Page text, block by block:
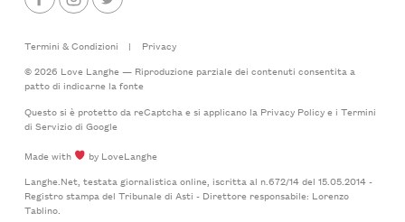
Termini & Condizioni |
Privacy
© 2026 Love Langhe — Riproduzione parziale dei contenuti consentita a
patto di indicarne la fonte
Questo si è protetto da reCaptcha e si applicano la Privacy Policye i Termini
di Serviziodi Google
Made with
by LoveLanghe
Langhe.Net, testata giornalistica online, iscritta al n.672/14 del 15.05.2014 -
Registro stampa del Tribunale di Asti - Direttore responsabile: Lorenzo
Tablino.